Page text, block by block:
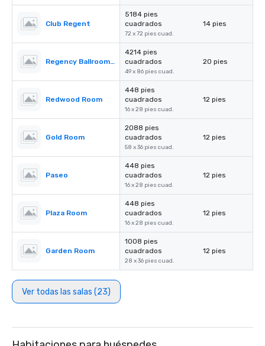
Club Regent
5184 pies
cuadrados
72 x 72 pies cuad.
14 pies
Regency Ballroom II
4214 pies
cuadrados
49 x 86 pies cuad.
20 pies
Redwood Room
448 pies
cuadrados
16 x 28 pies cuad.
12 pies
Gold Room
2088 pies
cuadrados
58 x 36 pies cuad.
12 pies
Paseo
448 pies
cuadrados
16 x 28 pies cuad.
12 pies
Plaza Room
448 pies
cuadrados
16 x 28 pies cuad.
12 pies
Garden Room
1008 pies
cuadrados
28 x 36 pies cuad.
12 pies
Ver todas las salas (23)